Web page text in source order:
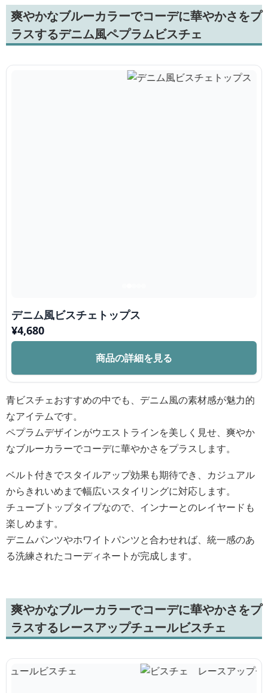
爽やかなブルーカラーでコーデに華やかさをプ
ラスするデニム風ペプラムビスチェ
デニム風ビスチェトップス
¥4,680
商品の詳細を見る
青ビスチェおすすめの中でも、デニム風の素材感が魅力的
なアイテムです。
ペプラムデザインがウエストラインを美しく見せ、爽やか
なブルーカラーでコーデに華やかさをプラスします。
ベルト付きでスタイルアップ効果も期待でき、カジュアル
からきれいめまで幅広いスタイリングに対応します。
チューブトップタイプなので、インナーとのレイヤードも
楽しめます。
デニムパンツやホワイトパンツと合わせれば、統一感のあ
る洗練されたコーディネートが完成します。
爽やかなブルーカラーでコーデに華やかさをプ
ラスするレースアップチュールビスチェ